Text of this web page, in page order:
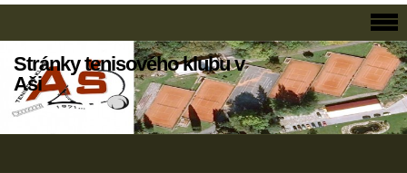
Stránky tenisového klubu v
Aši